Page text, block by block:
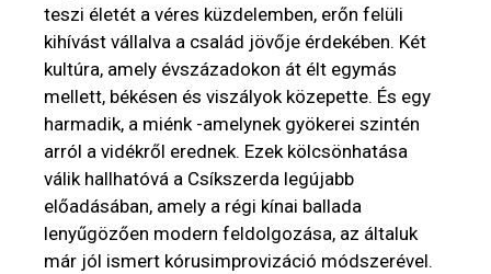
teszi életét a véres küzdelemben, erőn felüli
kihívást vállalva a család jövője érdekében. Két
kultúra, amely évszázadokon át élt egymás
mellett, békésen és viszályok közepette. És egy
harmadik, a miénk -amelynek gyökerei szintén
arról a vidékről erednek. Ezek kölcsönhatása
válik hallhatóvá a Csíkszerda legújabb
előadásában, amely a régi kínai ballada
lenyűgözően modern feldolgozása, az általuk
már jól ismert kórusimprovizáció módszerével.